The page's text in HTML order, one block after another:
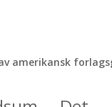
amerikansk